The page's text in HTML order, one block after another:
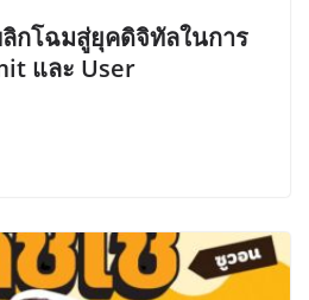
กโฉมสู่ยุคดิจิทัลในการ
และ User